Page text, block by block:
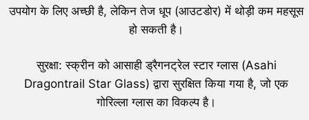
उपयोग के लिए अच्छी है, लेकिन तेज धूप (आउटडोर) में थोड़ी कम महसूस
हो सकती है।
सुरक्षा: स्क्रीन को आसाही ड्रैगनट्रेल स्टार ग्लास (Asahi
Dragontrail Star Glass) द्वारा सुरक्षित किया गया है, जो एक
गोरिल्ला ग्लास का विकल्प है।